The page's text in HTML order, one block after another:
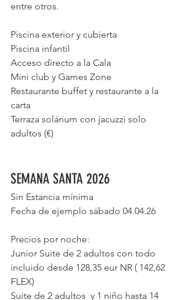
entre otros.
Piscina exterior y cubierta
Piscina infantil
Acceso directo a la Cala
Mini club y Games Zone
Restaurante buffet y restaurante a la
carta
Terraza solárium con jacuzzi solo
adultos (€)
SEMANA SANTA 2026
Sin Estancia mínima
Fecha de ejemplo sábado 04.04.26
Precios por noche:
Junior Suite de 2 adultos con todo
incluido desde 128,35 eur NR ( 142,62
FLEX)
Suite de 2 adultos  y 1 niño hasta 14